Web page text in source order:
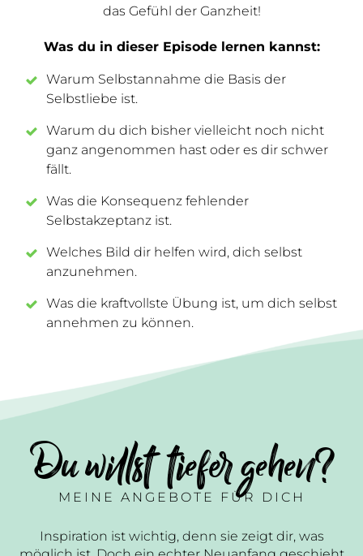
das Gefühl der Ganzheit!
Was du in dieser Episode lernen kannst:
Warum Selbstannahme die Basis der
Selbstliebe ist.
Warum du dich bisher vielleicht noch nicht
ganz angenommen hast oder es dir schwer
fällt.
Was die Konsequenz fehlender
Selbstakzeptanz ist.
Welches Bild dir helfen wird, dich selbst
anzunehmen.
Was die kraftvollste Übung ist, um dich selbst
annehmen zu können.
Du willst tiefer gehen?
MEINE ANGEBOTE FÜR DICH
Inspiration ist wichtig, denn sie zeigt dir, was